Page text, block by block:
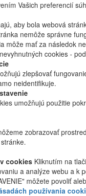
Vašich preferencií
aby bola webová
nemôže správne
môže mať za následok
cookies -
zlepšovať
neidentifikuje.
umožňujú použitie
zobrazovať
cookies Kliknutím na
a analýze webu a k
môžete povoliť
používania